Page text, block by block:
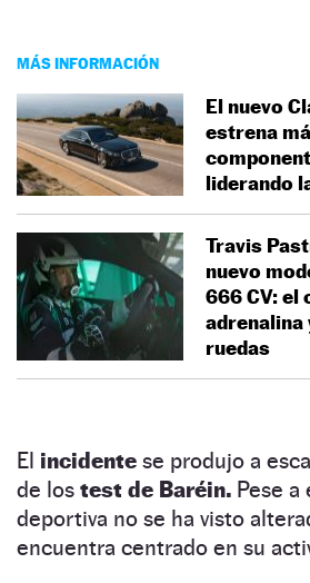
MÁS INFORMACIÓN
El nuevo
estrena
liderando
Travis
nuevo
666 CV: el
adrenalina
ruedas
El incidente se produjo a
de los test de Baréin. Pese a
deportiva no se ha visto
encuentra centrado en su